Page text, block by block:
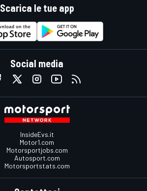
Scarica le tue app
Social media
InsideEvs.it
Motor1.com
Motorsportjobs.com
Autosport.com
Motorsportstats.com